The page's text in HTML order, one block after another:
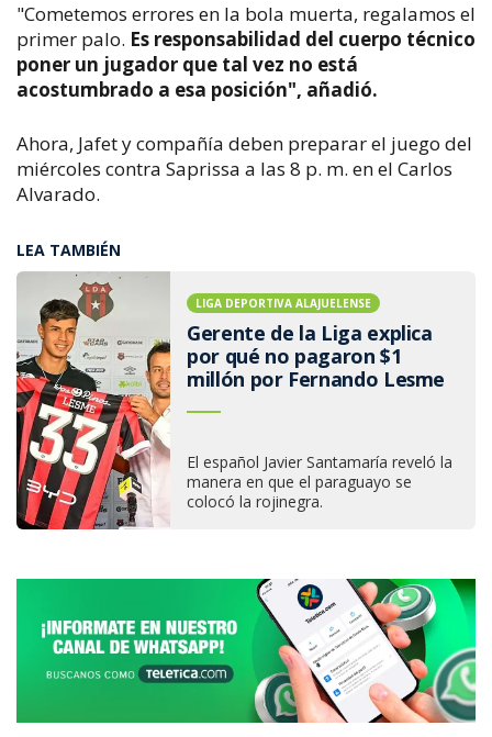
"Cometemos errores en la bola muerta, regalamos el
primer palo. Es responsabilidad del cuerpo técnico
poner un jugador que tal vez no está
acostumbrado a esa posición", añadió.
Ahora, Jafet y compañía deben preparar el juego del
miércoles contra Saprissa a las 8 p. m. en el Carlos
Alvarado.
LEA TAMBIÉN
LIGA DEPORTIVA ALAJUELENSE
Gerente de la Liga explica
por qué no pagaron $1
millón por Fernando Lesme
El español Javier Santamaría reveló la
manera en que el paraguayo se
colocó la rojinegra.